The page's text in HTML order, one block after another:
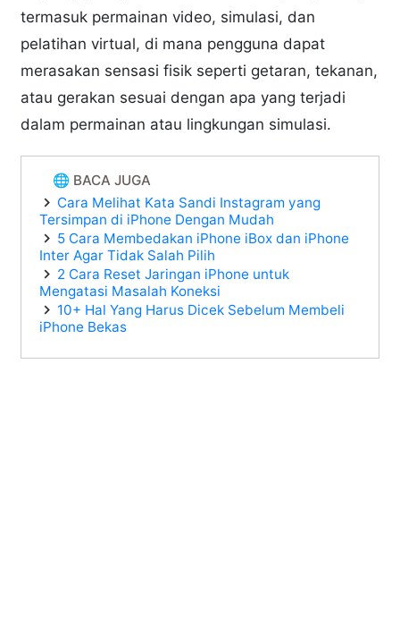
termasuk permainan video, simulasi, dan
pelatihan virtual, di mana pengguna dapat
merasakan sensasi fisik seperti getaran, tekanan,
atau gerakan sesuai dengan apa yang terjadi
dalam permainan atau lingkungan simulasi.
🌐 BACA JUGA
Cara Melihat Kata Sandi Instagram yang
Tersimpan di iPhone Dengan Mudah
5 Cara Membedakan iPhone iBox dan iPhone
Inter Agar Tidak Salah Pilih
2 Cara Reset Jaringan iPhone untuk
Mengatasi Masalah Koneksi
10+ Hal Yang Harus Dicek Sebelum Membeli
iPhone Bekas